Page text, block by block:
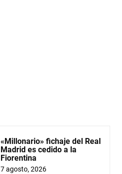
«Millonario» fichaje del Real
Madrid es cedido a la
Fiorentina
7 agosto, 2026